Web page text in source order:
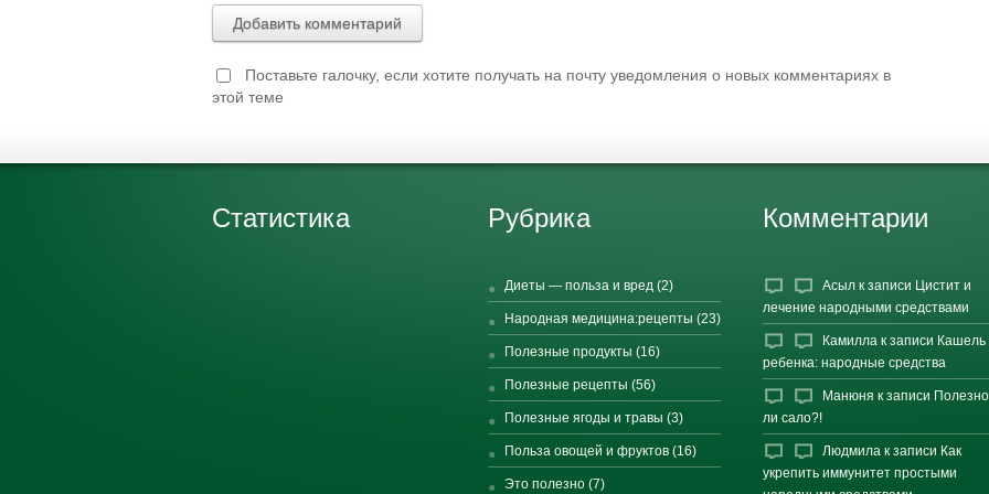
Добавить комментарий
Поставьте галочку, если хотите получать на почту уведомления о новых комментариях в
этой теме
Статистика Рубрика
Диеты — польза и вред(2)
Народная медицина:рецепты (23)
Полезные продукты (16)
Полезные рецепты (56)
Полезные ягоды и травы (3)
Польза овощей и фруктов(16)
Это полезно(7)
Комментарии
Асыл к записи Цистит и
лечение народными средствами
Камилла к записи Кашель
ребенка: народные средства
Манюня к записи Полезно
ли сало?!
Людмила к записи Как
укрепить иммунитет простыми